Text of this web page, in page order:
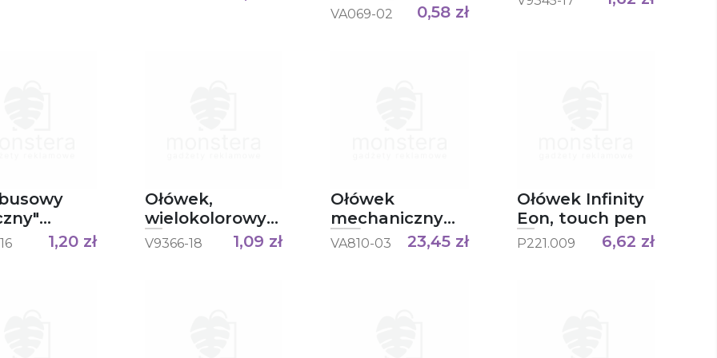
VA069-02 0,58 zł
1,20 zł
Ołówek,
wielokolorowy
rysik
V9366-18 1,09 zł
Ołówek
mechaniczny
ABS rOtring
VA810-03 23,45 zł
Ołówek Infinity
Eon, touch pen
P221.009 6,62 zł